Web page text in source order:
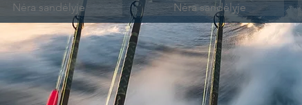
Nėra sandėlyje Nėra sandėlyje